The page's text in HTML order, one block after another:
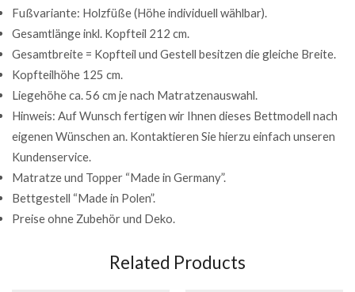
Fußvariante: Holzfüße (Höhe individuell wählbar).
Gesamtlänge inkl. Kopfteil 212 cm.
Gesamtbreite = Kopfteil und Gestell besitzen die gleiche Breite.
Kopfteilhöhe 125 cm.
Liegehöhe ca. 56 cm je nach Matratzenauswahl.
Hinweis: Auf Wunsch fertigen wir Ihnen dieses Bettmodell nach
eigenen Wünschen an. Kontaktieren Sie hierzu einfach unseren
Kundenservice.
Matratze und Topper “Made in Germany”.
Bettgestell “Made in Polen”.
Preise ohne Zubehör und Deko.
Related Products